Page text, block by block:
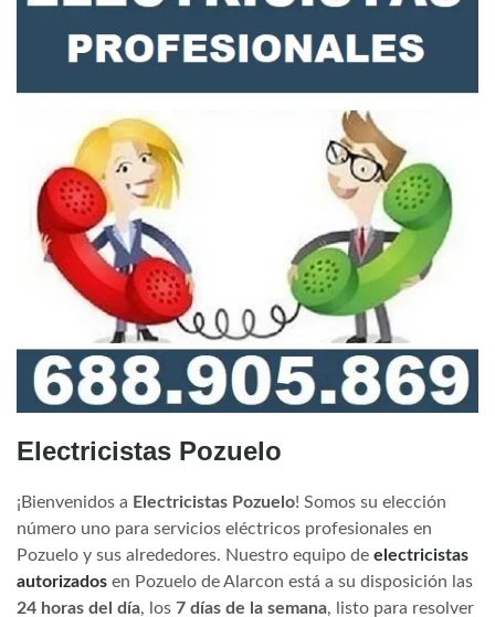
Electricistas Pozuelo
¡Bienvenidos a Electricistas Pozuelo! Somos su elección
número uno para servicios eléctricos profesionales en
Pozuelo y sus alrededores. Nuestro equipo de electricistas
autorizados en Pozuelo de Alarcon está a su disposición las
24 horas del día, los 7 días de la semana, listo para resolver